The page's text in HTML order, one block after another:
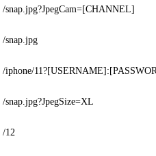
/snap.jpg?JpegCam=[CHANNEL]
/snap.jpg
/iphone/
/snap.jpg?JpegSize=XL
/12